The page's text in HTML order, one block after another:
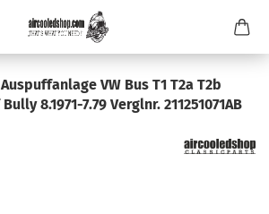
VW Bus T1 T2a T2b
8.1971-7.79 Verglnr. 211251071AB